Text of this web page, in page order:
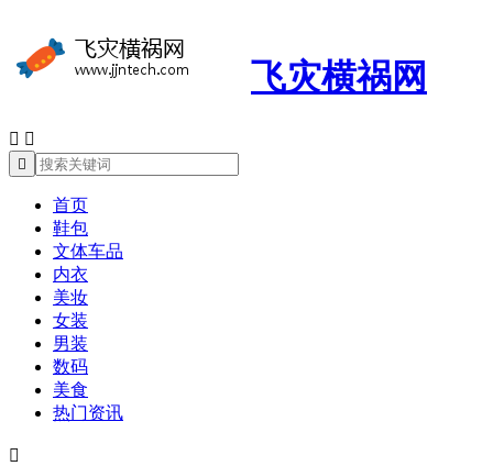
飞灾横祸网
 

首页
鞋包
文体车品
内衣
美妆
女装
男装
数码
美食
热门资讯
